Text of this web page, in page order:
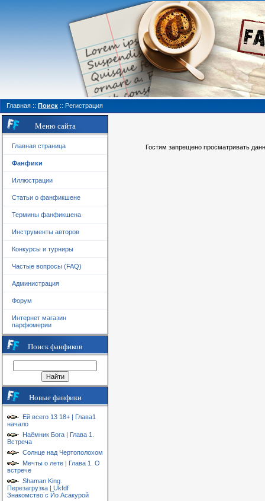
Главная :: Поиск :: Регистрация
Меню сайта
Главная страница
Фанфики
Иллюстрации
Статьи о фанфикшене
Термины фанфикшена
Инструменты авторов
Конкурсы и турниры
Частые вопросы (FAQ)
Администрация
Форум
Интернет магазин
парфюмерии
Поиск фанфиков
Новые фанфики
Ей всего 13 18+ | Глава1
начало
Наёмник Бога | Глава 1.
Встреча
Солнце над Чертополохом
Мечты о лете | Глава 1. О
встрече
Shaman King.
Перезагрузка | Ukfdf
Знакомство с Йо Асакурой
Гостям запрещено просматривать